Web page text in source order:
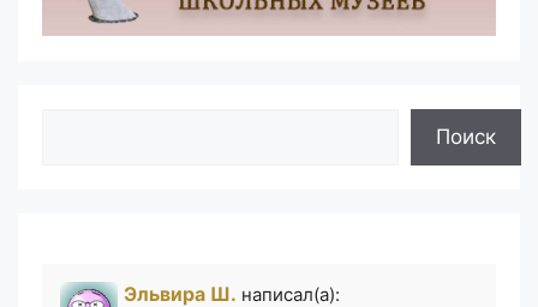
Поиск
Эльвира Ш. написал(а):